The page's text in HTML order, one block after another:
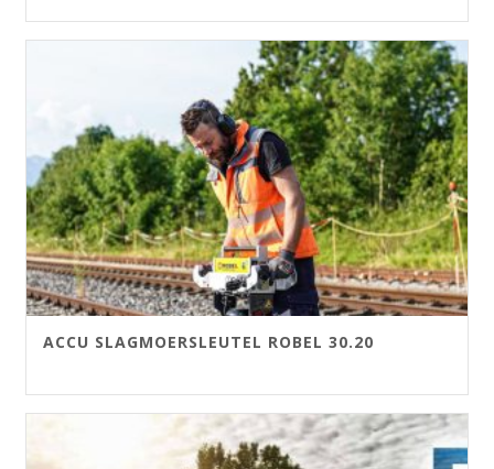
ACCU SLAGMOERSLEUTEL ROBEL 30.20